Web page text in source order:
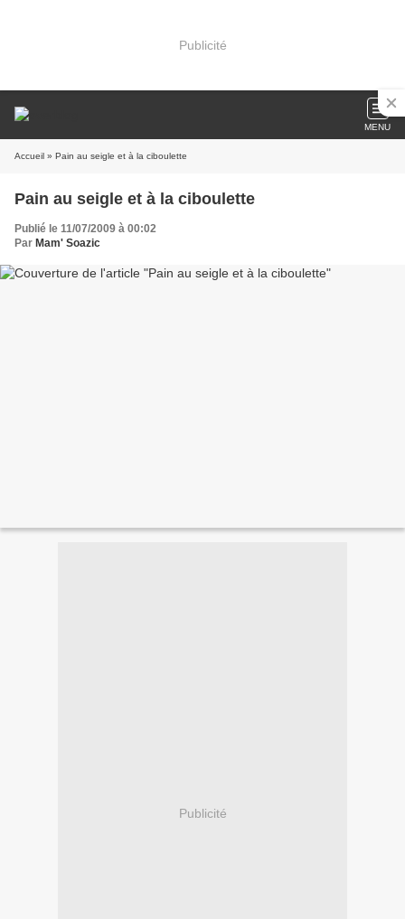
Publicité
MENU
Accueil » Pain au seigle et à la ciboulette
Pain au seigle et à la ciboulette
Publié le 11/07/2009 à 00:02
Par Mam' Soazic
Publicité